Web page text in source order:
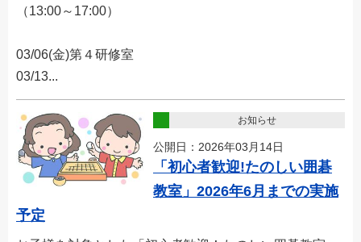
（13:00～17:00）
03/06(金)第４研修室
03/13...
お知らせ
公開日：2026年03月14日
「初心者歓迎!たのしい囲碁
教室」2026年6月までの実施
予定